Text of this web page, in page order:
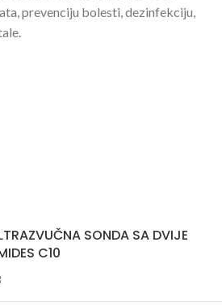
prevenciju bolesti, dezinfekciju,
SONDA SA DVIJE
C10